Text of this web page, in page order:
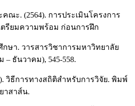
ณะ. (2564). การประเมินโครงการ
ตรียมความพร้อม ก่อนการฝึก
ษา. วารสารวิชาการมหาวิทยาลัย
– ธันวาคม), 545-558.
วิธีการทางสถิติสำหรับการวิจัย. พิมพ์
าสาส์น.